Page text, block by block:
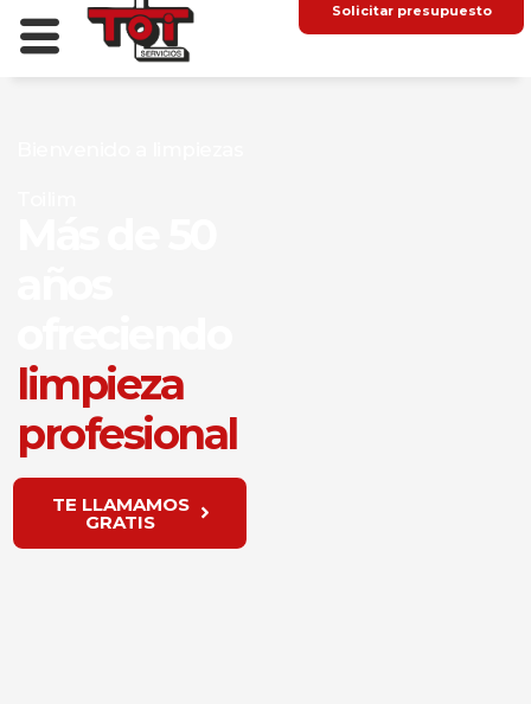
Solicitar presupuesto
limpieza
profesional
TE LLAMAMOS
GRATIS